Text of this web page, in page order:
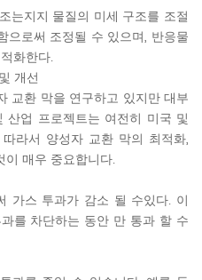
는지지 물질의 미세 구조를 조절
로써 조정될 수 있으며, 반응물
화한다.
개선
교환 막을 연구하고 있지만 대부
업 프로젝트는 여전히 미국 및
라서 양성자 교환 막의 최적화,
이 매우 중요합니다.
가스 투과가 감소 될 수있다. 이
를 차단하는 동안 만 통과 할 수